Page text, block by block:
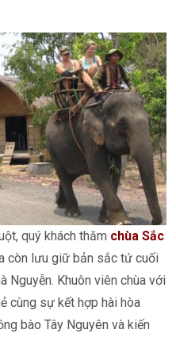
quý khách thăm chùa Sắc
còn lưu giữ bản sắc tứ cuối
Nguyễn. Khuôn viên chùa với
cùng sự kết hợp hài hòa
bào Tây Nguyên và kiến